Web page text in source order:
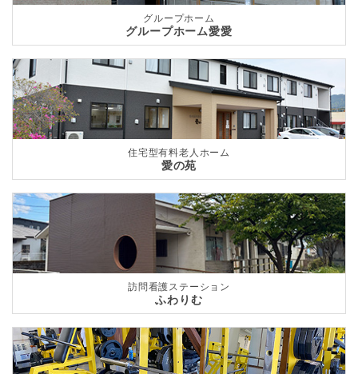
グループホーム
グループホーム愛愛
住宅型有料老人ホーム
愛の苑
訪問看護ステーション
ふわりむ